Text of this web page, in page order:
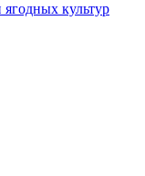
ягодных культур